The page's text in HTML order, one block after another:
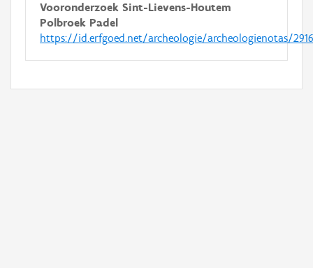
Vooronderzoek Sint-Lievens-Houtem
Polbroek Padel
https://id.erfgoed.net/archeologie/archeologienotas/